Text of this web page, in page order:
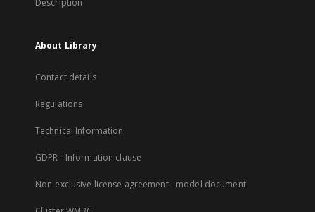
Description
About Library
Contact details
Regulations
Technical Information
GDPR - Information clause
Non-exclusive license agreement - model document